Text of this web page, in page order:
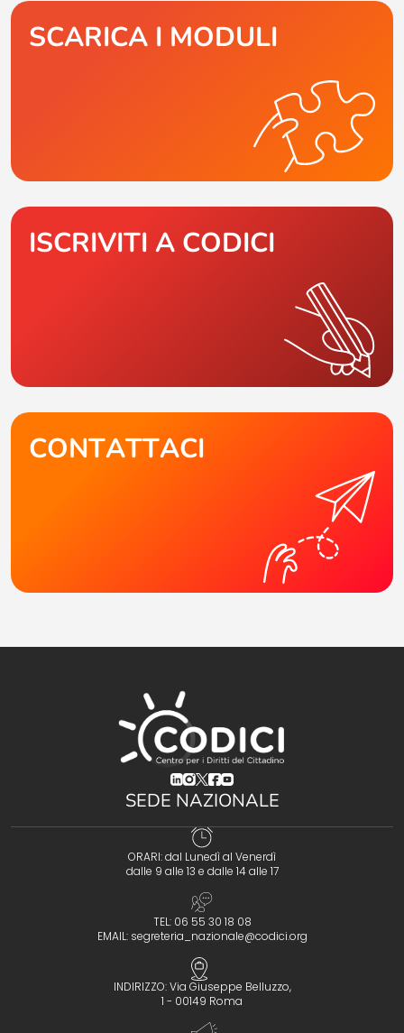
SCARICA I MODULI
ISCRIVITI A CODICI
CONTATTACI
(opens in a new tab)
(opens in a new tab)
(opens in a new tab)
(opens in a new tab)
(opens in a new tab)
SEDE NAZIONALE
ORARI: dal Lunedì al Venerdì
dalle 9 alle 13 e dalle 14 alle 17
TEL: 06 55 30 18 08
EMAIL: segreteria_nazionale@codici.org
INDIRIZZO: Via Giuseppe Belluzzo,
1 - 00149 Roma